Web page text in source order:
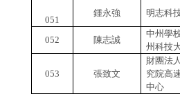
051
鍾永強 明志科
052 陳志誠
中州學
州科技
053 張致文
財團法
究院高
中心